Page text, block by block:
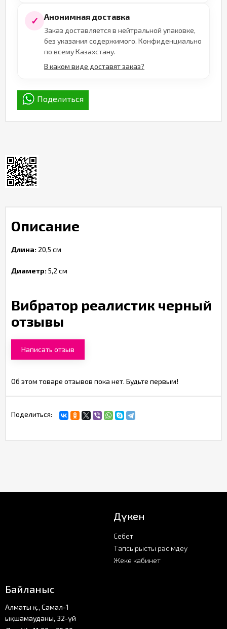
✓ Анонимная доставка
Заказ доставляется в нейтральной упаковке,
без указания содержимого. Конфиденциально
по всему Казахстану.
В каком виде доставят заказ?
Поделиться
Описание
Длина: 20,5 см
Диаметр:5,2 см
Вибратор реалистик черный
отзывы
Написать отзыв
Об этом товаре отзывов пока нет. Будьте первым!
Поделиться:
Дүкен
Себет
Тапсырысты рәсімдеу
Жеке кабинет
Байланыс
Алматы қ., Самал-1
ықшамауданы, 32-үй